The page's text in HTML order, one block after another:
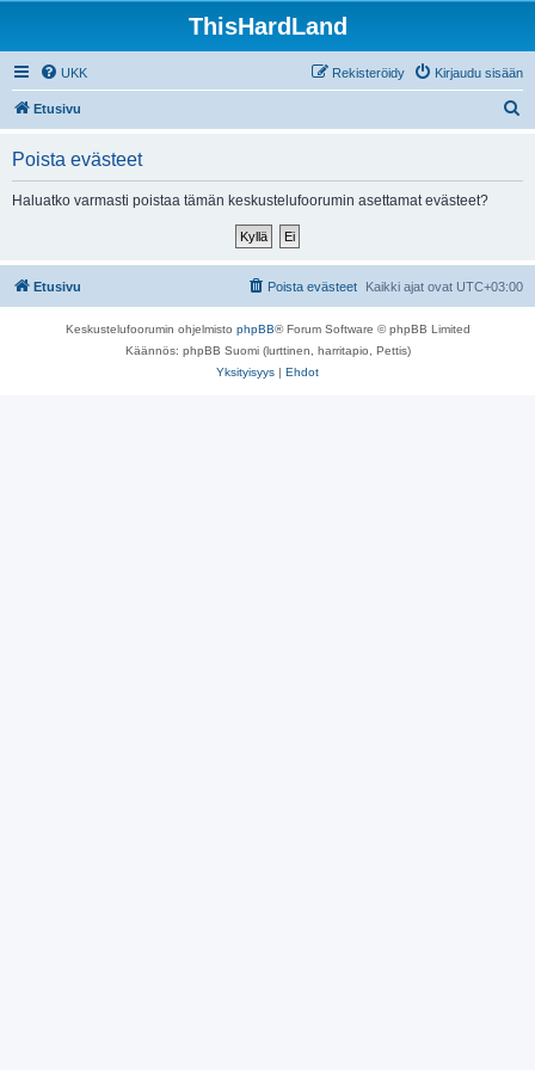
ThisHardLand
UKK Kirjaudu sisään
Rekisteröidy
Etusivu
Poista evästeet
Haluatko varmasti poistaa tämän keskustelufoorumin asettamat evästeet?
Etusivu Kaikki ajat ovat UTC+03:00
Poista evästeet
Keskustelufoorumin ohjelmisto phpBB® Forum Software © phpBB Limited
Käännös: phpBB Suomi (lurttinen, harritapio, Pettis)
Yksityisyys | Ehdot